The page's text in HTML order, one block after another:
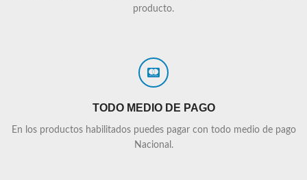
producto.
TODO MEDIO DE PAGO
En los productos habilitados puedes pagar con todo medio de pago
Nacional.